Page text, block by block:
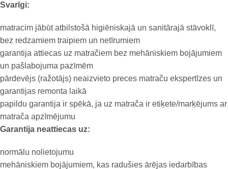
Svarīgi:
matracim jābūt atbilstošā higiēniskajā un sanitārajā stāvoklī,
bez redzamiem traipiem un netīrumiem
garantija attiecas uz matračiem bez mehāniskiem bojājumiem
un pašlabojuma pazīmēm
pārdevējs (ražotājs) neaizvieto preces matraču ekspertīzes un
garantijas remonta laikā
papildu garantija ir spēkā, ja uz matrača ir etiķete/marķējums ar
matrača apzīmējumu
Garantija neattiecas uz:
normālu nolietojumu
mehāniskiem bojājumiem, kas radušies ārējas iedarbības